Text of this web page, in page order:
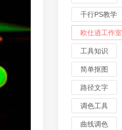
千行PS教学
欧仕逍工作室
工具知识
简单抠图
路径文字
调色工具
曲线调色